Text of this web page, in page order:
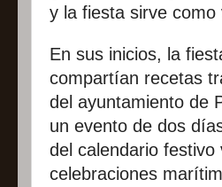
y la fiesta sirve
En sus inicios, la
compartían recetas
del ayuntamiento de
un evento de dos
del calendario
celebraciones